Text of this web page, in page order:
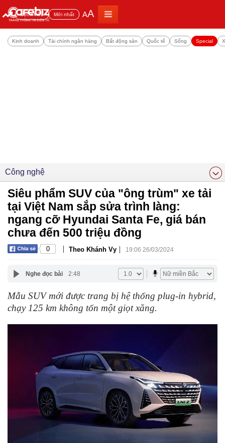
Đọc nhiều Mới nhất AA
Kinh doanh Tài chính ngân hàng Bất động sản Quốc tế Sống Special
Công nghệ
Siêu phẩm SUV của "ông trùm" xe tải
tại Việt Nam sắp sửa trình làng:
ngang cỡ Hyundai Santa Fe, giá bán
chưa đến 500 triệu đồng
0 | Theo Khánh Vy | 19:06 26/03/2024
Nghe đọc bài 2:48
Mẫu SUV mới được trang bị hệ thống plug-in hybrid,
chạy 125 km không tốn một giọt xăng.